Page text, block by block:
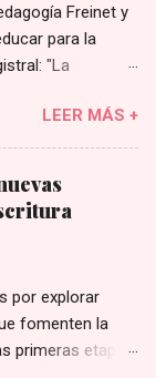
Freinet y
para la
"La
por
LEER MÁS +
por explorar
fomenten la
primeras etapas